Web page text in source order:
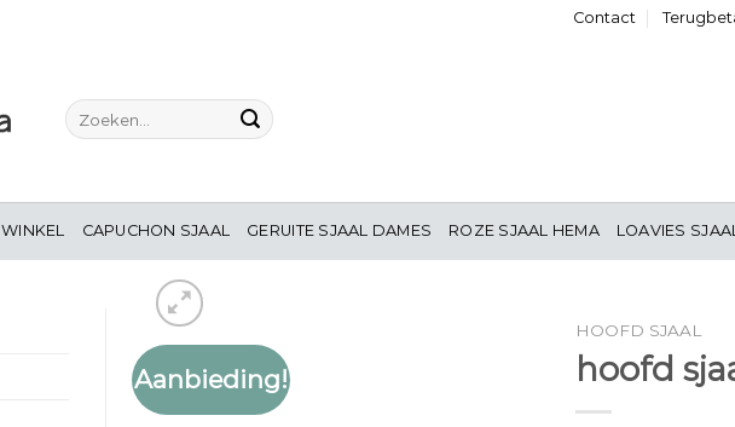
Contact
Zoeken
naar:
WINKEL CAPUCHON SJAAL GERUITE SJAAL DAMES ROZE SJAAL HEMA LOAVIES
Aanbieding!
HOOFD SJAAL
hoofd